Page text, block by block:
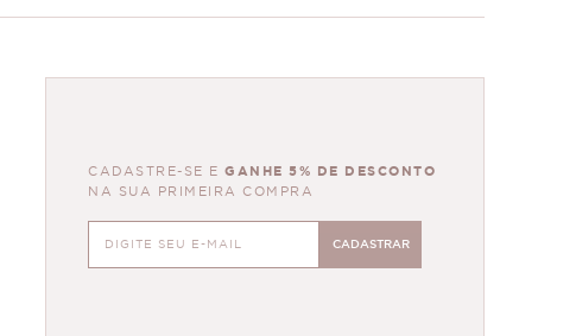
CADASTRE-SE E GANHE 5% DE DESCONTO
NA SUA PRIMEIRA COMPRA
CADASTRAR